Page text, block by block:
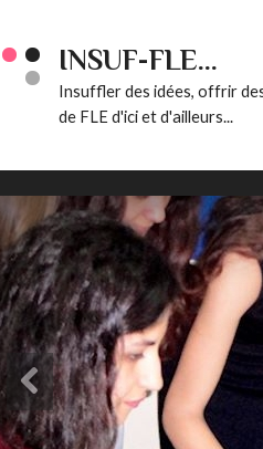
INSUF-FLE...
Insuffler des idées, offrir
de FLE d'ici et d'ailleurs...